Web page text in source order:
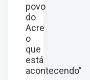
povo
do
Acre
o
que
está
acontecendo”